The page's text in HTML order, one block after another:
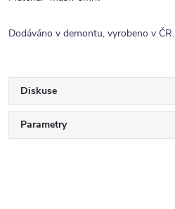
Dodáváno v demontu, vyrobeno v ČR.
Diskuse
Parametry